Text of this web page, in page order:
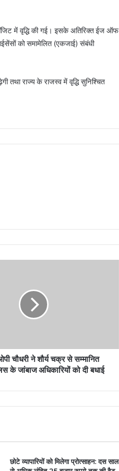
में वृद्धि की गई। इसके अतिरिक्त ईज ऑफ
को समामेलित (एकजाई) संबंधी
तथा राज्य के राजस्व में वृद्धि सुनिश्चित
चौधरी ने शौर्य चक्र से सम्मानित
के जांबाज अधिकारियों को दी बधाई
छोटे व्यापारियों को मिलेगा प्रोत्साहन: दस साल